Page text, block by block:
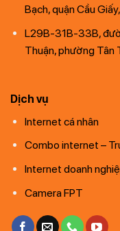
Bạch, quận Cầu
L29B-31B-33B,
Thuận, phường Tân
Dịch vụ
Internet cá nhân
Combo internet –
Internet doanh
Camera FPT